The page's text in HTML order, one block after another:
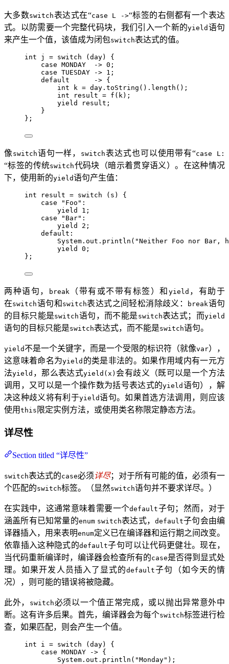
大多数switch表达式在“case L ->“标签的右侧都有一个表达
式。以防需要一个完整代码块，我们引入一个新的yield 语句
来产生一个值，该值成为闭包switch表达式的值。
int j = switch (day) {
case MONDAY -> 0 ;
case TUESDAY -> 1 ;
default
-> {
int
k = day . toString () . length () ;
int
result = f ( k) ;
yield
result;
}
};
像 switch语句一样， switch表达式也可以使用带有“case L:
“标签的传统switch代码块（暗示着贯穿语义）。在这种情况
下，使用新的yield语句产生值：
int result = switch (s) {
case
" Foo " :
yield
1 ;
case
" Bar" :
yield
2 ;
default:
System . out . println ( "Neither Foo nor Bar,
yield
0 ;
};
两种语句， break（带有或不带有标签）和 yield ，有助于
在switch语句和 switch表达式之间轻松消除歧义： break语句
的目标只能是switch语句，而不能是 switch表达式；而yield
语句的目标只能是switch表达式，而不能是switch语句。
yield 不是一个关键字，而是一个受限的标识符（就像var），
这意味着命名为yield 的类是非法的。如果作用域内有一元方
法yield ，那么表达式yield(x) 会有歧义（既可以是一个方法
调用，又可以是一个操作数为括号表达式的yield 语句），解
决这种歧义将有利于yield语句。如果首选方法调用，则应该
使用 this 限定实例方法，或使用类名称限定静态方法。
详尽性
Section titled “详尽性”
switch表达式的case必须详尽；对于所有可能的值，必须有一
个匹配的switch标签。（显然switch语句并不要求详尽。）
在实践中，这通常意味着需要一个default子句；然而，对于
涵盖所有已知常量的enum switch表达式，default子句会由编
译器插入，用来表明enum定义已在编译器和运行期之间改变。
依靠插入这种隐式的default子句可以让代码更健壮。现在，
当代码重新编译时，编译器会检查所有的case是否得到显式处
理。如果开发人员插入了显式的default子句（如今天的情
况），则可能的错误将被隐藏。
此外， switch必须以一个值正常完成，或以抛出异常意外中
断。这有许多后果。首先，编译器会为每个switch标签进行检
查，如果匹配，则会产生一个值。
int i = switch (day) {
case MONDAY -> {
System . out . println ( "Monday" ) ;